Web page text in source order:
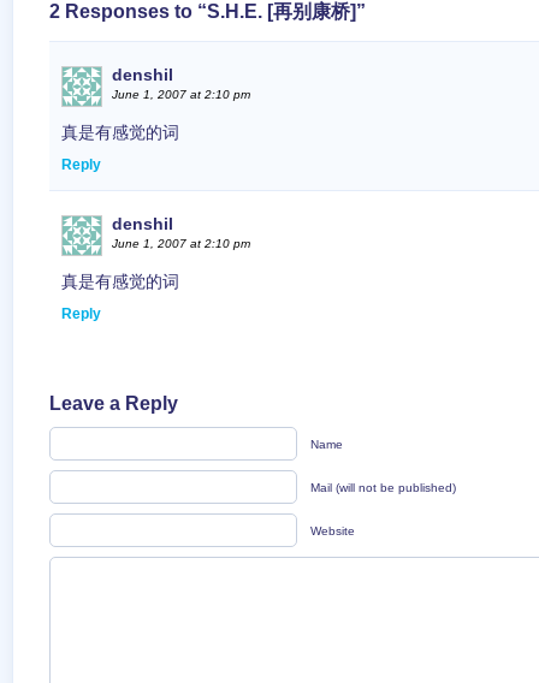
2 Responses to “S.H.E. [再别康桥]”
denshil
June 1, 2007 at 2:10 pm
真是有感觉的词
Reply
denshil
June 1, 2007 at 2:10 pm
真是有感觉的词
Reply
Leave a Reply
Name
Mail (will not be published)
Website